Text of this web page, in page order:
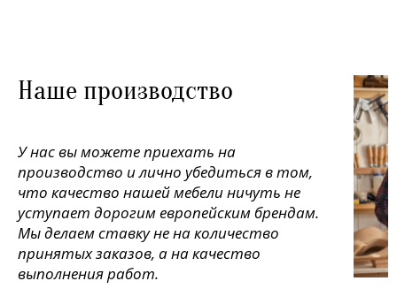
Наше производство
У нас вы можете приехать на
производство и лично убедиться в том,
что качество нашей мебели ничуть не
уступает дорогим европейским брендам.
Мы делаем ставку не на количество
принятых заказов, а на качество
выполнения работ.